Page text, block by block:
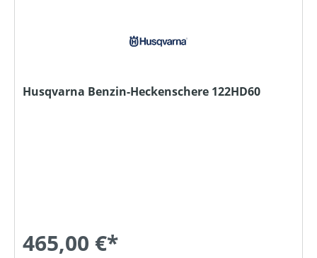
Husqvarna Benzin-Heckenschere 122HD60
465,00 €*